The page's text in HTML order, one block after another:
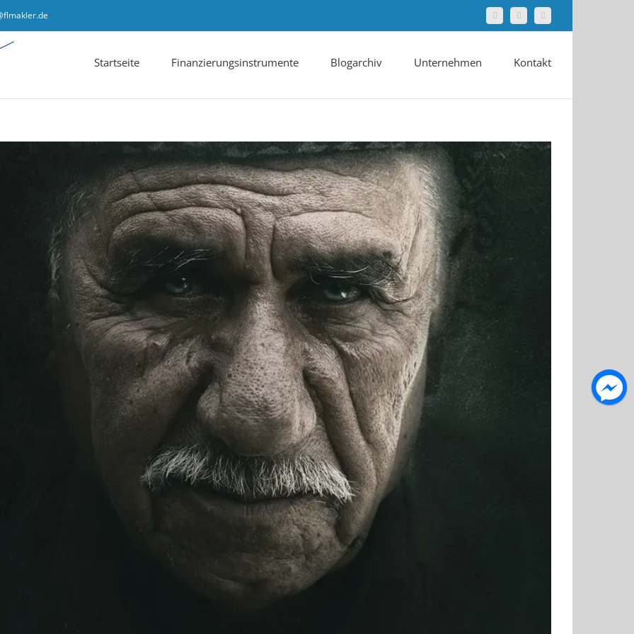
FacebookTwitter LinkedIn
Startseite Finanzierungsinstrumente Blogarchiv Unternehmen Kontakt